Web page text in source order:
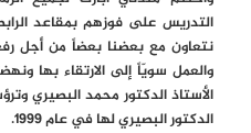
التدريس على فوزهم بمقاعد
نتعاون مع بعضنا بعضاً من أجل
والعمل سويّاً إلى الارتقاء بها
الدكتور البصيري لها في عام 1999.